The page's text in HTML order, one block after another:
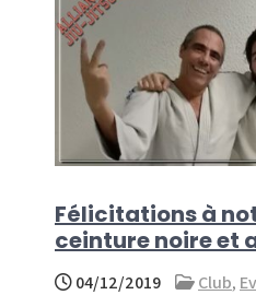
Félicitations à
ceinture noire et
04/12/2019 Club,